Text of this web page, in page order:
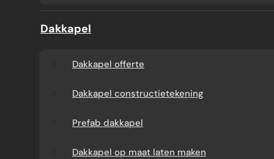
Constructieberekening
Moderne aanbouw
Dakkapel projecten
Dakkapel
Dakkapel offerte
Dakkapel constructietekening
Prefab dakkapel
Dakkapel op maat laten maken